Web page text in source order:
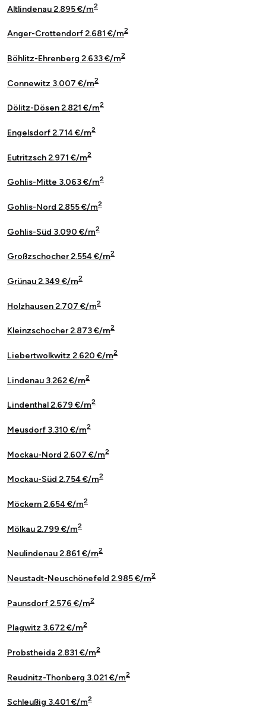
Altlindenau 2.895 €/m2
Anger-Crottendorf 2.681 €/m2
Böhlitz-Ehrenberg 2.633 €/m2
Connewitz 3.007 €/m2
Dölitz-Dösen 2.821 €/m2
Engelsdorf 2.714 €/m2
Eutritzsch 2.971 €/m2
Gohlis-Mitte 3.063 €/m2
Gohlis-Nord 2.855 €/m2
Gohlis-Süd 3.090 €/m2
Großzschocher 2.554 €/m2
Grünau 2.349 €/m2
Holzhausen 2.707 €/m2
Kleinzschocher 2.873 €/m2
Liebertwolkwitz 2.620 €/m2
Lindenau 3.262 €/m2
Lindenthal 2.679 €/m2
Meusdorf 3.310 €/m2
Mockau-Nord 2.607 €/m2
Mockau-Süd 2.754 €/m2
Möckern 2.654 €/m2
Mölkau 2.799 €/m2
Neulindenau 2.861 €/m2
Neustadt-Neuschönefeld 2.985 €/m2
Paunsdorf 2.576 €/m2
Plagwitz 3.672 €/m2
Probstheida 2.831 €/m2
Reudnitz-Thonberg 3.021 €/m2
Schleußig 3.401 €/m2